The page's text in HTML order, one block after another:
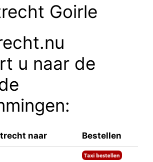
Goirle
u naar de
naar Bestellen